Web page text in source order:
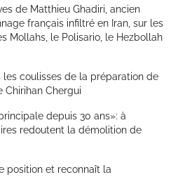
de Matthieu Ghadiri, ancien
français infiltré en Iran, sur les
Mollahs, le Polisario, le Hezbollah
les coulisses de la préparation de
Chirihan Chergui
depuis 30 ans»: à
redoutent la démolition de
position et reconnaît la